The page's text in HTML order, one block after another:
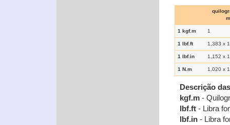
1 kgf.m 1
1 lbf.ft 1,383 x
1 lbf.in 1,152 x
1 N.m 1,020 x
Descrição
kgf.m -
lbf.ft - Libra
lbf.in - Libra